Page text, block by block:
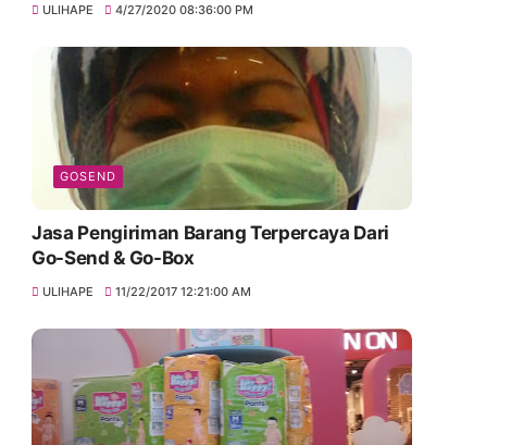
ULIHAPE 4/27/2020 08:36:00 PM
GOSEND
Jasa Pengiriman Barang Terpercaya Dari
Go-Send & Go-Box
ULIHAPE 11/22/2017 12:21:00 AM